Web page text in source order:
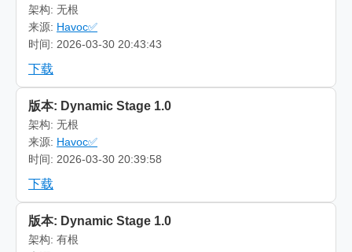
架构: 无根
来源: Havoc✅
时间: 2026-03-30 20:43:43
下载
版本: Dynamic Stage 1.0
架构: 无根
来源: Havoc✅
时间: 2026-03-30 20:39:58
下载
版本: Dynamic Stage 1.0
架构: 有根